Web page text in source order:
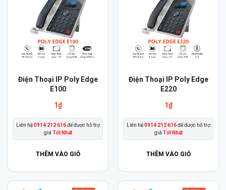
Điện Thoại IP Poly Edge
E100
1₫
Liên hệ0914 212 616để được hỗ trợ
giá Tốt Nhất
THÊM VÀO GIỎ
Điện Thoại IP Poly Edge
E220
1₫
Liên hệ0914 212 616để được hỗ trợ
giá Tốt Nhất
THÊM VÀO GIỎ